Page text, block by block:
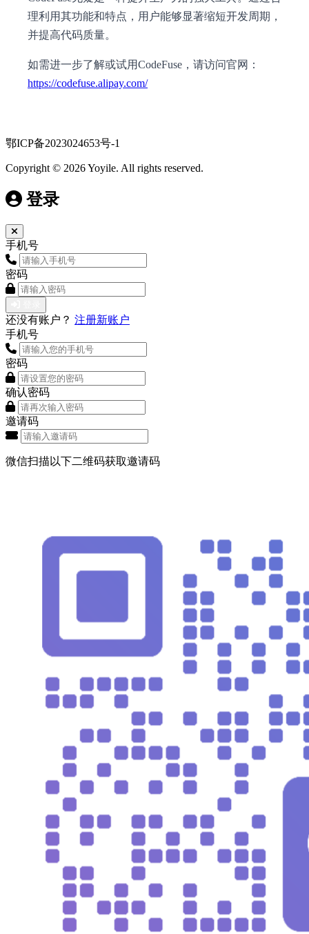
理利用其功能和特点，用户能够显著缩短开发周期，
并提高代码质量。
如需进一步了解或试用CodeFuse，请访问官网：
https://codefuse.alipay.com/
鄂ICP备2023024653号-1
Copyright © 2026 Yoyile. All rights reserved.
登录
手机号
密码
还没有账户？ 注册新账户
手机号
密码
确认密码
邀请码
微信扫描以下二维码获取邀请码